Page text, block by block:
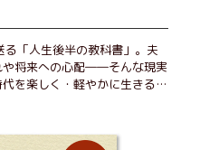
「人生後半の教科書」。夫
や将来への心配――そんな現実
を楽しく・軽やかに生きるヒ
冊。